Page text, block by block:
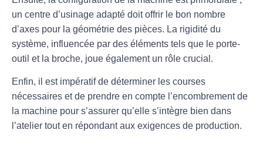
un centre d’usinage adapté doit offrir le bon nombre
d’axes pour la géométrie des pièces. La rigidité du
système, influencée par des éléments tels que le porte-
outil et la broche, joue également un rôle crucial.
Enfin, il est impératif de déterminer les courses
nécessaires et de prendre en compte l’encombrementde
la machine pour s’assurer qu’elle s’intègre bien dans
l’atelier tout en répondant aux exigences de production.